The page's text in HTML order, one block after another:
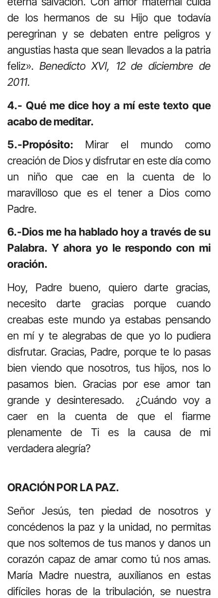
de los hermanos de su Hijo que todavía
peregrinan y se debaten entre peligros y
angustias hasta que sean llevados a la patria
feliz». Benedicto XVI, 12 de diciembre de
2011.
4.- Qué me dice hoy a mí este texto que
acabo de meditar.
5.-Propósito: Mirar el mundo como
creación de Dios y disfrutar en este día como
un niño que cae en la cuenta de lo
maravilloso que es el tener a Dios como
Padre.
6.-Dios me ha hablado hoy a través de su
Palabra. Y ahora yo le respondo con mi
oración.
Hoy, Padre bueno, quiero darte gracias,
necesito darte gracias porque cuando
creabas este mundo ya estabas pensando
en mí y te alegrabas de que yo lo pudiera
disfrutar. Gracias, Padre, porque te lo pasas
bien viendo que nosotros, tus hijos, nos lo
pasamos bien. Gracias por ese amor tan
grande y desinteresado. ¿Cuándo voy a
caer en la cuenta de que el fiarme
plenamente de Ti es la causa de mi
verdadera alegría?
ORACIÓN POR LA PAZ.
Señor Jesús, ten piedad de nosotros y
concédenos la paz y la unidad, no permitas
que nos soltemos de tus manos y danos un
corazón capaz de amar como tú nos amas.
María Madre nuestra, auxílianos en estas
difíciles horas de la tribulación, se nuestra